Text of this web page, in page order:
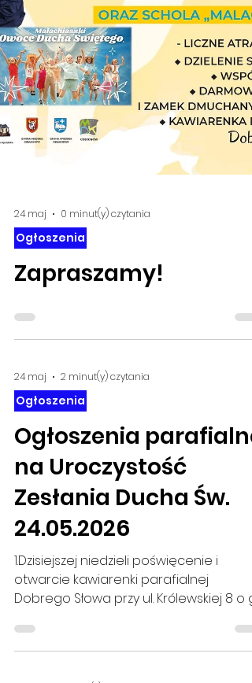
24 maj 0 minut(y) czytania
Zapraszamy!
24 maj 2 minut(y) czytania
Ogłoszenia parafialne
na Uroczystość
Zesłania Ducha Św.
24.05.2026
1.Dzisiejszej niedzieli poświęcenie i
otwarcie kawiarenki parafialnej
9.00. Serdecznie zapraszamy.
2.Nabożeństwa majowe są